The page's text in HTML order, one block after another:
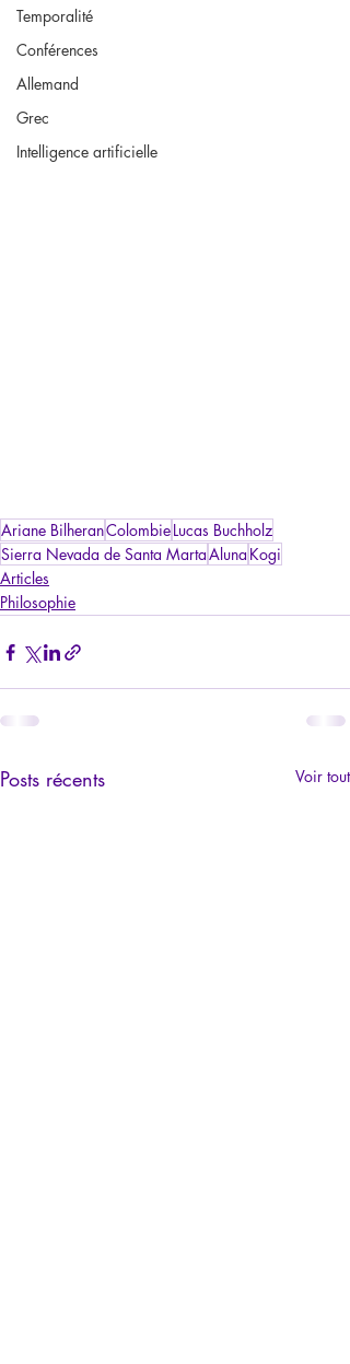
Temporalité
Conférences
Allemand
Grec
Intelligence artificielle
Ariane BilheranColombieLucas Buchholz
Sierra Nevada de Santa MartaAluna Kogi
Articles
Philosophie
Posts récents Voir tout